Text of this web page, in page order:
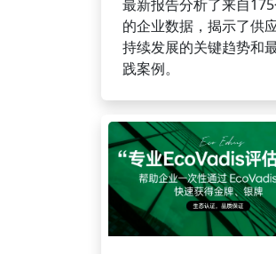
最新报告分析了来自
的企业数据，揭示了供
持续发展的关键趋势和
践案例。